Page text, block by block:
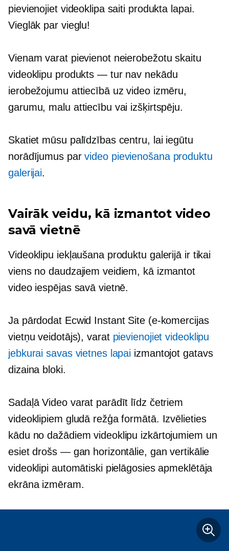
pievienojiet videoklipa saiti produkta lapai.
Vieglāk par vieglu!
Vienam varat pievienot neierobežotu skaitu
videoklipu produkts — turnav nekādu
ierobežojumu attiecībā uz video izmēru,
garumu, malu attiecību vai izšķirtspēju.
Skatiet mūsu palīdzības centru, lai iegūtu
norādījumus parvideo pievienošana produktu
galerijai.
Vairāk veidu, kā izmantot video
savā vietnē
Videoklipu iekļaušana produktu galerijā ir tikai
viens no daudzajiem veidiem, kā izmantot
video iespējas savā vietnē.
Ja pārdodat Ecwid Instant Site (e-komercijas
vietņu veidotājs), varat pievienojiet videoklipu
jebkurai savas vietnes lapai izmantojotgatavs
dizaina bloki.
Sadaļā Video varat parādīt līdz četriem
videoklipiem gludā režģa formātā. Izvēlieties
kādu no dažādiem videoklipu izkārtojumiem un
esiet drošs — gan horizontālie, gan vertikālie
videoklipi automātiski pielāgosies apmeklētāja
ekrāna izmēram.